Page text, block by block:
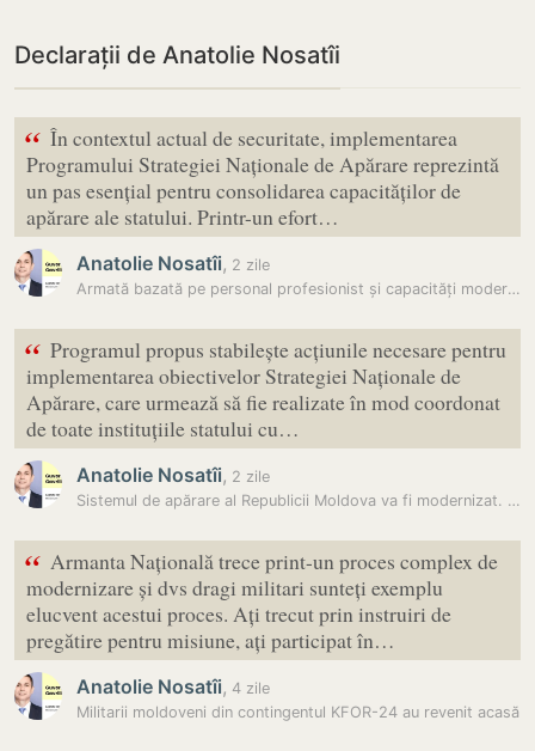
Declarații de Anatolie Nosatîi
“ În contextul actual de securitate, implementarea
Programului Strategiei Naționale de Apărare reprezintă
un pas esențial pentru consolidarea capacităților de
apărare ale statului. Printr-un efort…
Anatolie Nosatîi, 2 zile
Armată bazată pe personal profesionist și capacități moderne: Planul…
“ Programul propus stabilește acțiunile necesare pentru
implementarea obiectivelor Strategiei Naționale de
Apărare, care urmează să fie realizate în mod coordonat
de toate instituțiile statului cu…
Anatolie Nosatîi, 2 zile
Sistemul de apărare al Republicii Moldova va fi modernizat. Guvernul a…
“ Armanta Națională trece print-un proces complex de
modernizare și dvs dragi militari sunteți exemplu
elucvent acestui proces. Ați trecut prin instruiri de
pregătire pentru misiune, ați participat în…
Anatolie Nosatîi, 4 zile
Militarii moldoveni din contingentul KFOR-24 au revenit acasă